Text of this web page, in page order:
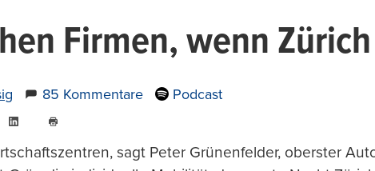
Firmen, wenn
85 Kommentare Podcast
LinkedIn
drucken
sagt Peter Grünenfelder, oberster